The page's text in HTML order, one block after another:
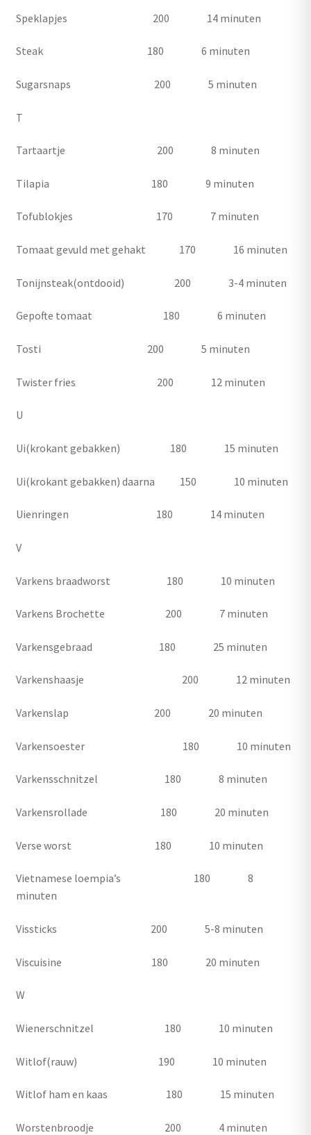
Speklapjes 200 14 minuten
Steak 180 6 minuten
Sugarsnaps 200 5 minuten
T
Tartaartje 200 8 minuten
Tilapia 180 9 minuten
Tofublokjes 170 7 minuten
Tomaat gevuld met gehakt 170 16 minuten
Tonijnsteak(ontdooid) 200 3-4 minuten
Gepofte tomaat 180 6 minuten
Tosti 200 5 minuten
Twister fries 200 12 minuten
U
Ui(krokant gebakken) 180 15 minuten
Ui(krokant gebakken) daarna 150 10 minuten
Uienringen 180 14 minuten
V
Varkens braadworst 180 10 minuten
Varkens Brochette 200 7 minuten
Varkensgebraad 180 25 minuten
Varkenshaasje 200 12 minuten
Varkenslap 200 20 minuten
Varkensoester 180 10 minuten
Varkensschnitzel 180 8 minuten
Varkensrollade 180 20 minuten
Verse worst 180 10 minuten
Vietnamese loempia’s 180 8
minuten
Vissticks 200 5-8 minuten
Viscuisine 180 20 minuten
W
Wienerschnitzel 180 10 minuten
Witlof(rauw) 190 10 minuten
Witlof ham en kaas 180 15 minuten
Worstenbroodje 200 4 minuten